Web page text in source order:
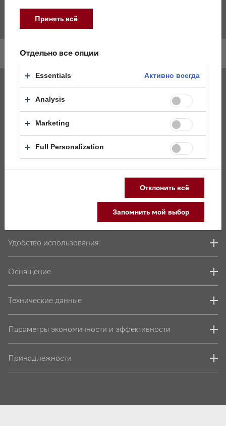
Описание товара и характеристики
Общие параметры
Способ установки
Встраиваемая с плоской
выдвижной панелью
Дизайн
Управление
Удобство использования
Оснащение
Технические данные
Параметры экономичности и эффективности
Принадлежности
Принять всё
Отдельно все опции
Essentials Активно всегда
Analysis
Marketing
Full Personalization
Отклонить всё
Запомнить мой выбор